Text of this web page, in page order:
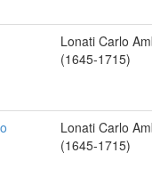
Lonati Carlo
(1645-1715)
Lonati Carlo
(1645-1715)